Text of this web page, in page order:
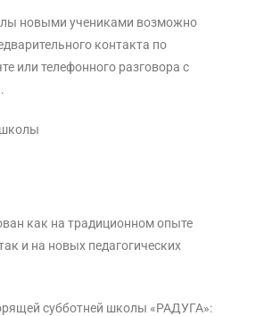
новыми учениками возможно
контакта по
или телефонного разговора с
как на традиционном опыте
и на новых педагогических
субботней школы «РАДУГА»: